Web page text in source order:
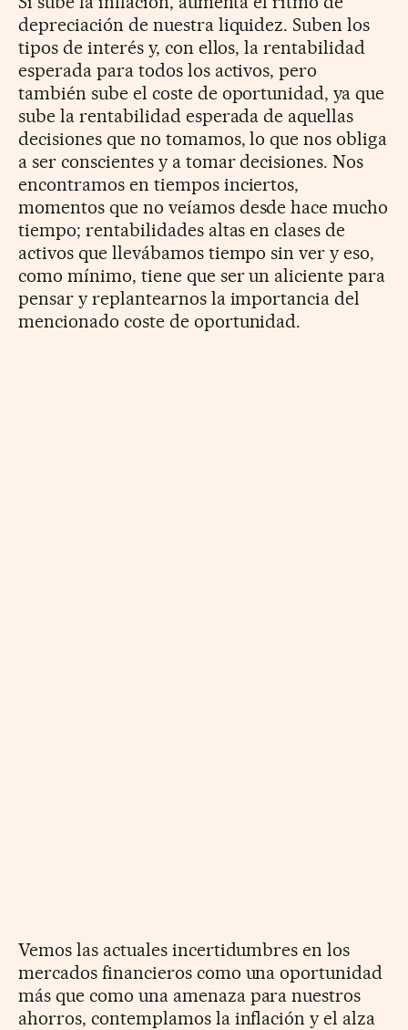
depreciación de nuestra liquidez. Suben los
tipos de interés y, con ellos, la rentabilidad
esperada para todos los activos, pero
también sube el coste de oportunidad, ya que
sube la rentabilidad esperada de aquellas
decisiones que no tomamos, lo que nos obliga
a ser conscientes y a tomar decisiones. Nos
encontramos en tiempos inciertos,
momentos que no veíamos desde hace mucho
tiempo; rentabilidades altas en clases de
activos que llevábamos tiempo sin ver y eso,
como mínimo, tiene que ser un aliciente para
pensar y replantearnos la importancia del
mencionado coste de oportunidad.
Vemos las actuales incertidumbres en los
mercados financieros como una oportunidad
más que como una amenaza para nuestros
ahorros, contemplamos la inflación y el alza